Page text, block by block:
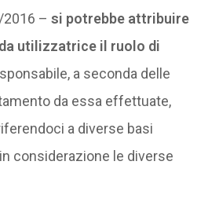
2016 – si potrebbe attribuire
utilizzatrice il ruolo di
a seconda delle
da essa effettuate,
a diverse basi
considerazione le diverse